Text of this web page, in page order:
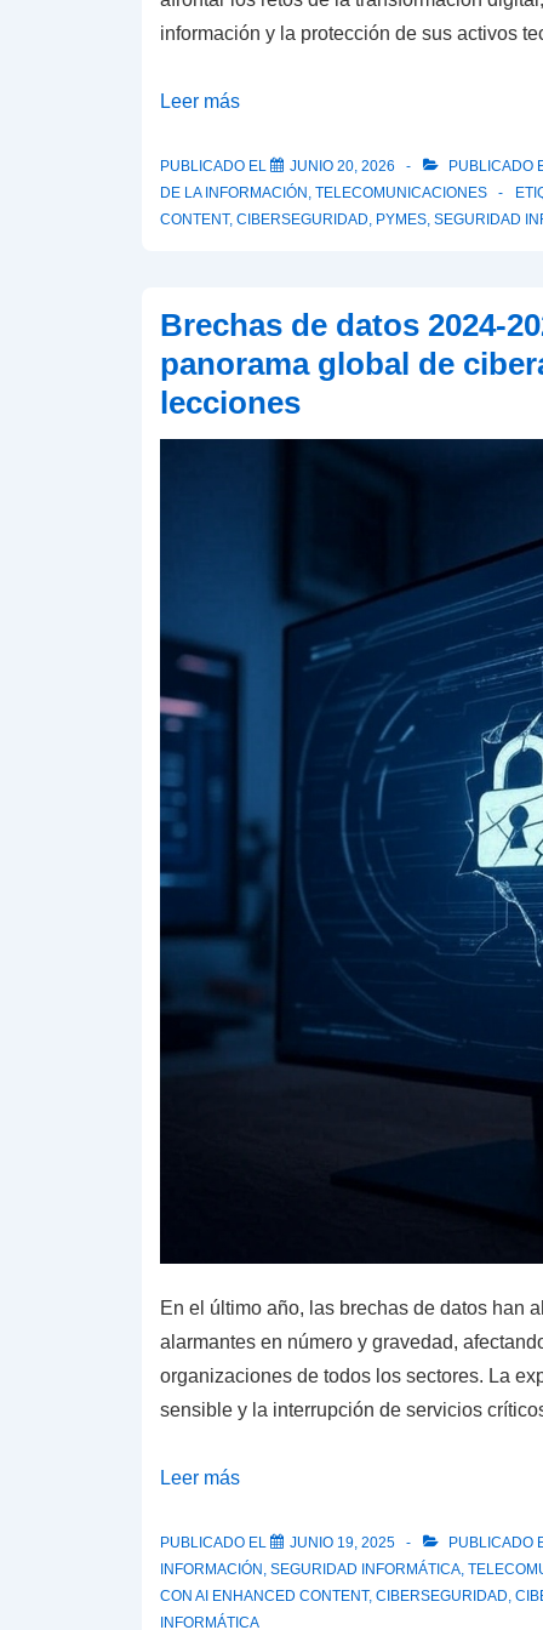
información y la protección de sus activos
SOINTELCA
una
nueva
de
herramientas
de
ciberseguridad
Leer más
PUBLICADO EL JUNIO 20, 2026 PUBLICADO
DE LA INFORMACIÓN , TELECOMUNICACIONES
CONTENT, CIBERSEGURIDAD, PYMES, SEGURIDAD
Brechas de datos 2024-
panorama global de
lecciones
En el último año, las brechas de datos han
alarmantes en número y gravedad,
organizaciones de todos los sectores. La
sensible y la interrupción de servicios
Brechas
datos
2024-
2025:
Leer más
PUBLICADO EL JUNIO 19, 2025 PUBLICADO
INFORMACIÓN , SEGURIDAD INFORMÁTICA,
CON AI ENHANCED CONTENT, CIBERSEGURIDAD,
INFORMÁTICA